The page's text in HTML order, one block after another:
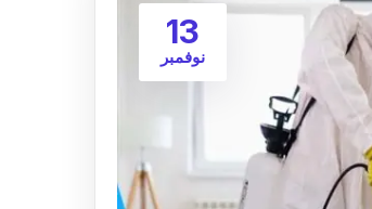
13
نوفمبر